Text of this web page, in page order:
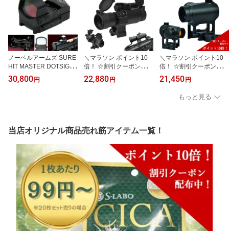
ノーベルアームズ SURE
HIT MASTER DOTSIGHT
サバイバルゲーム サバ
ゲー 正規品 アメリカ警
30,800円
＼マラソン ポイント10
倍！ ☆割引クーポン配布
中！／ ノーベルアームズ
COMBAT M68 CCO Dot
M2 エイムポイント ドッ
トサイト 送料無料
22,880円
＼マラソン ポイント10
倍！ ☆割引クーポン配布
中！／ ノーベルアームズ
COMBAT T1 EVO【Evol
ution】DotSight ドット
サイト NOVEL ARMS サ
特殊部隊 SWAT ノーベル
アームズ ドットサイト
コンバットT1 送料無料
21,450円
もっと見る
当店オリジナル商品売れ筋アイテム一覧！